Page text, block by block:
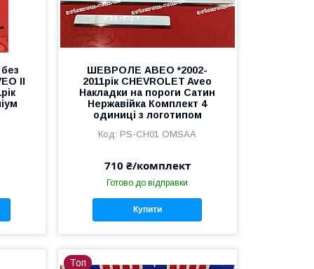
II
ШЕВРОЛЕ АВЕО *2002-
2011рік CHEVROLET Aveo
Накладки на пороги Сатин
Нержавійка Комплект 4
одиниці з логотипом
PS-CH01 OMSAA
710 ₴/комплект
Готово до відправки
Купити
Топ